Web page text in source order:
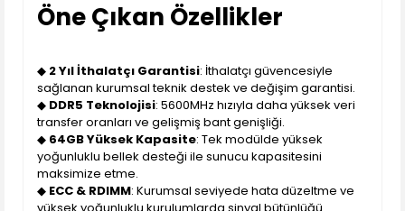
Öne Çıkan Özellikler
◆ 2 Yıl İthalatçı Garantisi: İthalatçı güvencesiyle
sağlanan kurumsal teknik destek ve değişim garantisi.
◆ DDR5 Teknolojisi: 5600MHz hızıyla daha yüksek veri
transfer oranları ve gelişmiş bant genişliği.
◆ 64GB Yüksek Kapasite: Tek modülde yüksek
yoğunluklu bellek desteği ile sunucu kapasitesini
maksimize etme.
◆ ECC & RDIMM: Kurumsal seviyede hata düzeltme ve